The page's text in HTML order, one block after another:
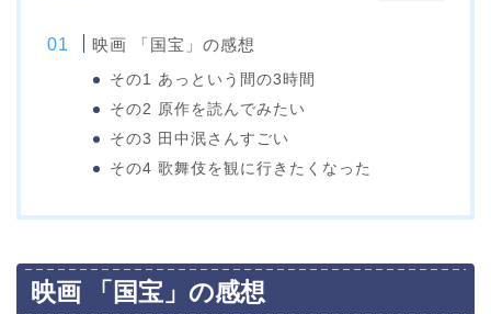
映画 「国宝」の感想
その1 あっという間の3時間
その2 原作を読んでみたい
その3 田中泯さんすごい
その4 歌舞伎を観に行きたくなった
映画 「国宝」の感想